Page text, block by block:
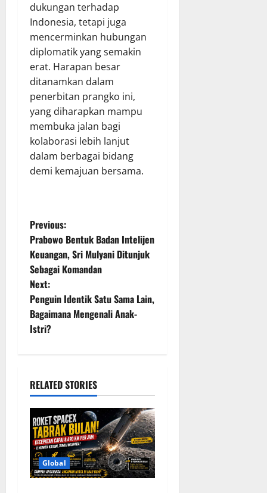
dukungan terhadap
Indonesia, tetapi juga
mencerminkan hubungan
diplomatik yang semakin
erat. Harapan besar
ditanamkan dalam
penerbitan prangko ini,
yang diharapkan mampu
membuka jalan bagi
kolaborasi lebih lanjut
dalam berbagai bidang
demi kemajuan bersama.
P
o
s
t
n
v
i
g
a
t
Previous:
Prabowo Bentuk Badan Intelijen
Keuangan, Sri Mulyani Ditunjuk
Sebagai Komandan
Next:
Penguin Identik Satu Sama Lain,
Bagaimana Mengenali Anak-
Istri?
RELATED STORIES
Global